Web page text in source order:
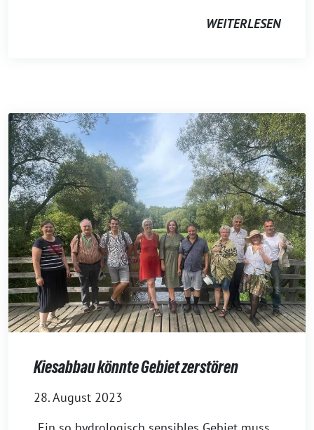
WEITERLESEN
Kiesabbau könnte Gebiet zerstören
28. August 2023